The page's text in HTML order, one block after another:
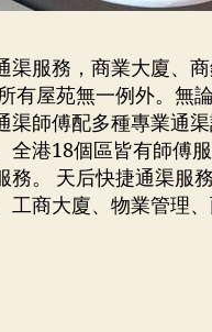
渠服務，商業大廈、
有屋苑無一例外。無
渠師傅配多種專業通
全港18個區皆有師傅
務。 天后快捷通渠服
工商大廈、物業管理